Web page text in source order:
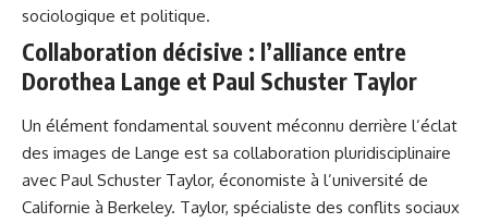
sociologique et politique.
Collaboration décisive : l’alliance entre
Dorothea Lange et Paul Schuster Taylor
Un élément fondamental souvent méconnu derrière l’éclat
des images de Lange est sa collaboration pluridisciplinaire
avec Paul Schuster Taylor, économiste à l’université de
Californie à Berkeley. Taylor, spécialiste des conflits sociaux